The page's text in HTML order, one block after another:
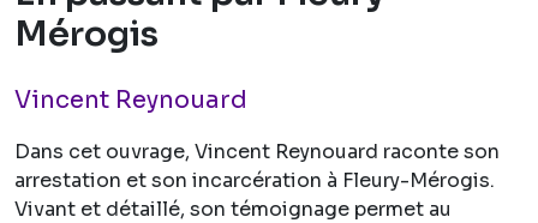
Mérogis
Vincent Reynouard
Dans cet ouvrage, Vincent Reynouard raconte son
arrestation et son incarcération à Fleury-Mérogis.
Vivant et détaillé, son témoignage permet au